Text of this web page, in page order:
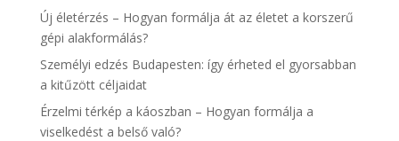
Új életérzés – Hogyan formálja át az életet a korszerű
gépi alakformálás?
Személyi edzés Budapesten: így érheted el gyorsabban
a kitűzött céljaidat
Érzelmi térkép a káoszban – Hogyan formálja a
viselkedést a belső való?